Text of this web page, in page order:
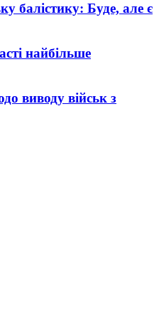
балістику: Буде, але є
найбільше
виводу військ з